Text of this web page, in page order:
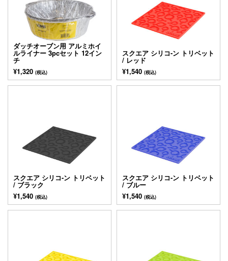
ダッチオーブン用 アルミホイ
ルライナー 3pcセット 12イン
チ
¥1,320 (税込)
スクエア シリコ-ン トリベット
/ レッド
¥1,540 (税込)
スクエア シリコ-ン トリベット
/ ブラック
¥1,540 (税込)
スクエア シリコ-ン トリベット
/ ブルー
¥1,540 (税込)